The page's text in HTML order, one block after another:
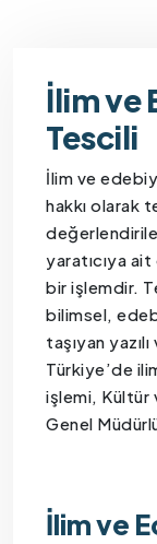
İlim ve
Tescili
İlim ve
hakkı olarak
yaratıcıya
bir işlemdir.
bilimsel,
taşıyan
Türkiye’de
işlemi, Kültür
Genel
İlim ve